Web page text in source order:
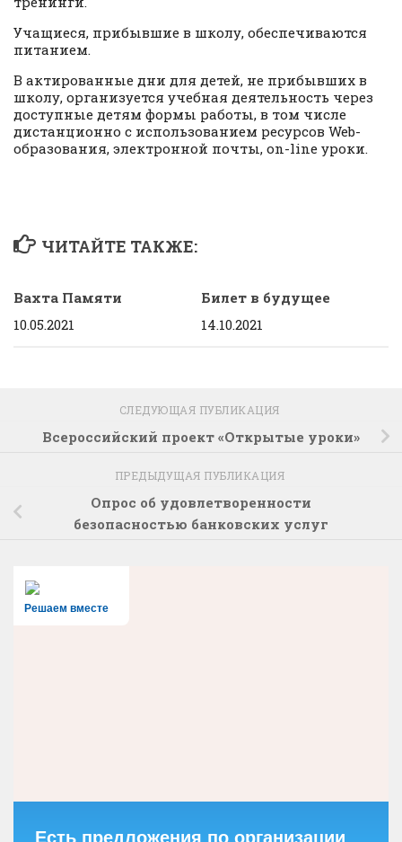
Учащиеся, прибывшие в школу, обеспечиваются
питанием.
В актированные дни для детей, не прибывших в
школу, организуется учебная деятельность через
доступные детям формы работы, в том числе
дистанционно с использованием ресурсов Web-
образования, электронной почты, on-line уроки.
ЧИТАЙТЕ ТАКЖЕ:
Вахта Памяти
10.05.2021
Билет в будущее
14.10.2021
СЛЕДУЮЩАЯ ПУБЛИКАЦИЯ
Всероссийский проект «Открытые уроки»
ПРЕДЫДУЩАЯ ПУБЛИКАЦИЯ
Опрос об удовлетворенности
безопасностью банковских услуг
Решаем вместе
Есть предложения по организации